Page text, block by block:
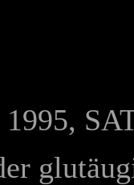
1995,